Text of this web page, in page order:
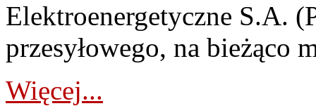
Elektroenergetyczne S.A.
przesyłowego, na bieżąco
Więcej...